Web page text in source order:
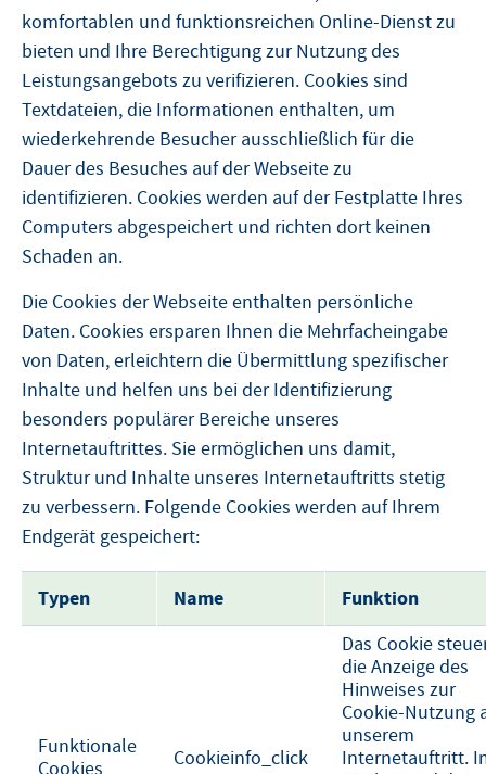
komfortablen und funktionsreichen Online-Dienst zu
bieten und Ihre Berechtigung zur Nutzung des
Leistungsangebots zu verifizieren. Cookies sind
Textdateien, die Informationen enthalten, um
wiederkehrende Besucher ausschließlich für die
Dauer des Besuches auf der Webseite zu
identifizieren. Cookies werden auf der Festplatte Ihres
Computers abgespeichert und richten dort keinen
Schaden an.
Die Cookies der Webseite enthalten persönliche
Daten. Cookies ersparen Ihnen die Mehrfacheingabe
von Daten, erleichtern die Übermittlung spezifischer
Inhalte und helfen uns bei der Identifizierung
besonders populärer Bereiche unseres
Internetauftrittes. Sie ermöglichen uns damit,
Struktur und Inhalte unseres Internetauftritts stetig
zu verbessern. Folgende Cookies werden auf Ihrem
Endgerät gespeichert:
Typen Name Funktion
Funktionale
Cookies
Cookieinfo_click
Das Cookie
die Anzeige des
Hinweises zur
Cookie-Nutzung
unserem
Internetauftritt.